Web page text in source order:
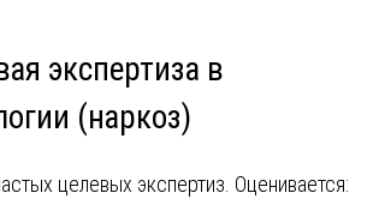
экспертиза в
(наркоз)
целевых экспертиз. Оценивается: